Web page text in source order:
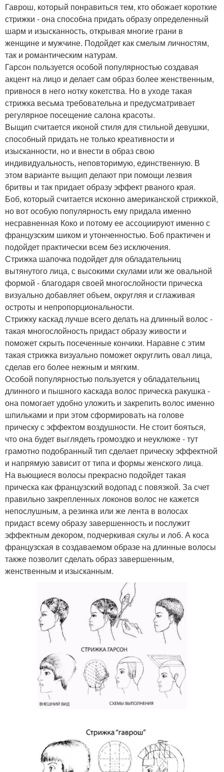
Гаврош, который понравиться тем, кто обожает короткие
стрижки - она способна придать образу определенный
шарм и изысканность, открывая многие грани в
женщине и мужчине. Подойдет как смелым личностям,
так и романтическим натурам.
Гарсон пользуется особой популярностью создавая
акцент на лицо и делает сам образ более женственным,
привнося в него нотку кокетства. Но в уходе такая
стрижка весьма требовательна и предусматривает
регулярное посещение салона красоты.
Выщип считается иконой стиля для стильной девушки,
способный придать не только креативности и
изысканности, но и внести в образ свою
индивидуальность, неповторимую, единственную. В
этом варианте выщип делают при помощи лезвия
бритвы и так придает образу эффект рваного края.
Боб, который считается исконно американской стрижкой,
но вот особую популярность ему придала именно
несравненная Коко и потому ее ассоциируют именно с
французским шиком и утонченностью. Боб практичен и
подойдет практически всем без исключения.
Стрижка шапочка подойдет для обладательниц
вытянутого лица, с высокими скулами или же овальной
формой - благодаря своей многослойности прическа
визуально добавляет объем, округляя и сглаживая
остроты и непропорциональности.
Стрижку каскад лучше всего делать на длинный волос -
такая многослойность придаст образу живости и
поможет скрыть посеченные кончики. Наравне с этим
такая стрижка визуально поможет округлить овал лица,
сделав его более нежным и мягким.
Особой популярностью пользуется у обладательниц
длинного и пышного каскада волос прическа ракушка -
она помогает удобно уложить и закрепить волос именно
шпильками и при этом сформировать на голове
прическу с эффектом воздушности. Не стоит бояться,
что она будет выглядеть громоздко и неуклюже - тут
грамотно подобранный тип сделает прическу эффектной
и напрямую зависит от типа и формы женского лица.
На вьющиеся волосы прекрасно подойдет такая
прическа как французский водопад с повязкой. За счет
правильно закрепленных локонов волос не кажется
непослушным, а резинка или же лента в волосах
придаст всему образу завершенность и послужит
эффектным декором, подчеркивая скулы и лоб. А коса
французская в создаваемом образе на длинные волосы
также позволит сделать образ завершенным,
женственным и изысканным.